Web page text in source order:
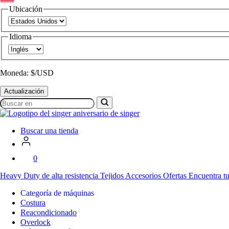
Ubicación
Idioma
Moneda: $/USD
Actualización
Buscar
en
SVP
WorldwideBuscar una tienda
0
Heavy Duty de alta resistencia Tejidos Accesorios Ofertas Encuentra
Categoría de máquinas
Costura
Reacondicionado
Overlock